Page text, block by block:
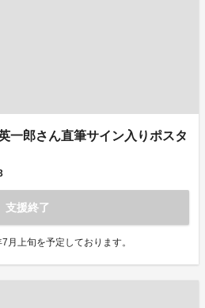
一郎さん直筆サイン入りポスタ
支援終了
月上旬を予定しております。